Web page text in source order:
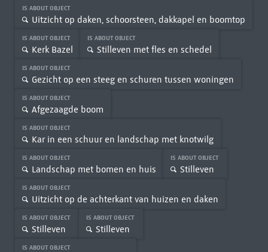
IS ABOUT OBJECT
Uitzicht op daken, schoorsteen, dakkapel en boomtop
IS ABOUT OBJECT
Kerk Bazel
IS ABOUT OBJECT
Stilleven met fles en schedel
IS ABOUT OBJECT
Gezicht op een steeg en schuren tussen woningen
IS ABOUT OBJECT
Afgezaagde boom
IS ABOUT OBJECT
Kar in een schuur en landschap met knotwilg
IS ABOUT OBJECT
Landschap met bomen en huis
IS ABOUT OBJECT
Stilleven
IS ABOUT OBJECT
Uitzicht op de achterkant van huizen en daken
IS ABOUT OBJECT
Stilleven
IS ABOUT OBJECT
Stilleven
IS ABOUT OBJECT